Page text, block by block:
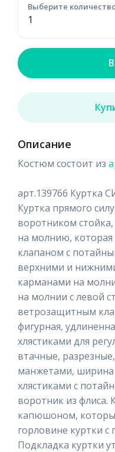
Выберите
Описание
Костюм состоит из
арт.139766 Куртка
Куртка прямого
воротником
на молнию,
клапаном с
верхними и
карманами на
на молнии с левой
ветрозащитным
фигурная,
хлястиками для
втачные,
манжетами, ширина
хлястиками с
воротник из флиса.
капюшоном,
горловине куртки
Подкладка куртки